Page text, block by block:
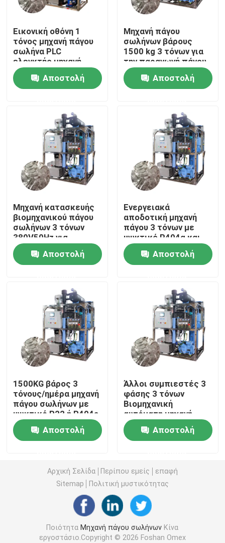
Προϊόντα
Εμφάνιση VR
Σχετικά με εμάς
Επισκέψεις στο εργοστάσιο
Έλεγχος ποιότητας
Επικοινωνήστε μαζί μας
Ζητήστε μια προσφορά
Μεγάλη μηχανή πάγου κύβους
Μηχανή φραγμών πάγου θαλασσινού νερού
Του γλυκού νερού ψυκτική μηχανή νιφάδων
Μηχανή πάγου με νιφάδες θαλασσινού νερού
εμπορική ψυκτική μηχανή κύβων
Μηχανή πάγου με πλάκες
Γρήγορο ψυγείο
Εικονική οθόνη 1
τόνος μηχανή πάγου
σωλήνα PLC
ελεγκτής μηχανή
πάγου σωλήνα
αυτοματοποιημένη
Αποστολή
Μηχανή πάγου
σωλήνων βάρους
1500 kg 3 τόνων για
την παραγωγή πάγου
τροφίμων σε
πωλήσεις και
απόδοση
Αποστολή
Μηχανή κατασκευής
βιομηχανικού πάγου
σωλήνων 3 τόνων
380V50Hz για
ξενοδοχεία και
εστιατόριαΑποστολή
Ενεργειακά
αποδοτική μηχανή
πάγου 3 τόνων με
ψυκτικό R404α και
μεγάλη
χωρητικότητα
Αποστολή
1500KG βάρος 3
τόνους/ημέρα μηχανή
πάγου σωλήνων με
ψυκτικό R22 ή R404a
Αποστολή
Άλλοι συμπιεστές 3
φάσης 3 τόνων
Βιομηχανική
αυτόματη μηχανή
κατασκευής
σωλήνων πάγου με
προσιτή τιμή
Αποστολή
Αρχική Σελίδα Περίπου εμείς
επαφή
Sitemap
Πολιτική μυστικότητας
Ποιότητα Μηχανή πάγου σωλήνων Κίνα
εργοστάσιο.Copyright © 2026 Foshan Omex